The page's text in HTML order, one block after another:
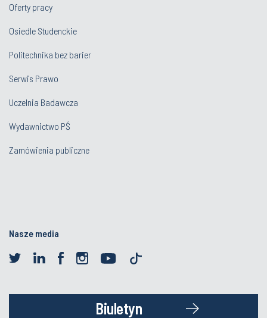
Oferty pracy
Osiedle Studenckie
Politechnika bez barier
Serwis Prawo
Uczelnia Badawcza
Wydawnictwo PŚ
Zamówienia publiczne
Nasze media
Biuletyn